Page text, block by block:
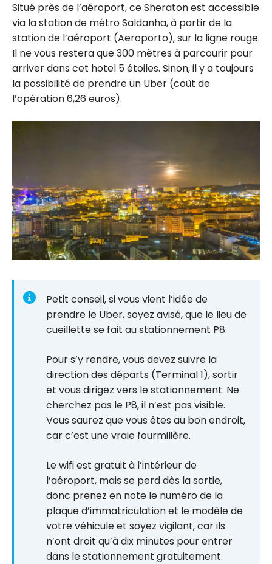
Situé près de l’aéroport, ce Sheraton est accessible
via la station de métro Saldanha, à partir de la
station de l’aéroport (Aeroporto), sur la ligne rouge.
Il ne vous restera que 300 mètres à parcourir pour
arriver dans cet hotel 5 étoiles. Sinon, il y a toujours
la possibilité de prendre un Uber (coût de
l’opération 6,26 euros).
Petit conseil, si vous vient l’idée de
prendre le Uber, soyez avisé, que le lieu de
cueillette se fait au stationnement P8.
Pour s’y rendre, vous devez suivre la
direction des départs (Terminal 1), sortir
et vous dirigez vers le stationnement. Ne
cherchez pas le P8, il n’est pas visible.
Vous saurez que vous êtes au bon endroit,
car c’est une vraie fourmilière.
Le wifi est gratuit à l’intérieur de
l’aéroport, mais se perd dès la sortie,
donc prenez en note le numéro de la
plaque d’immatriculation et le modèle de
votre véhicule et soyez vigilant, car ils
n’ont droit qu’à dix minutes pour entrer
dans le stationnement gratuitement.